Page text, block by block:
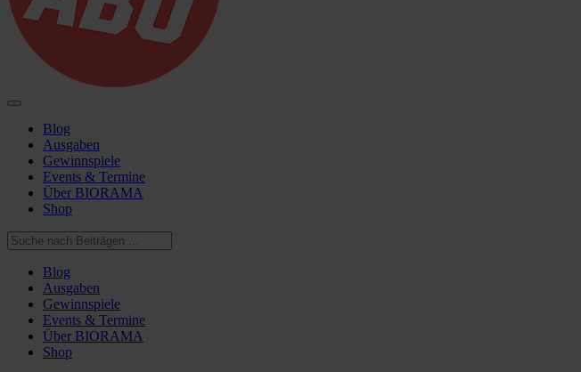
Blog
Ausgaben
Gewinnspiele
Events & Termine
Über BIORAMA
Shop
Blog
Ausgaben
Gewinnspiele
Events & Termine
Über BIORAMA
Shop